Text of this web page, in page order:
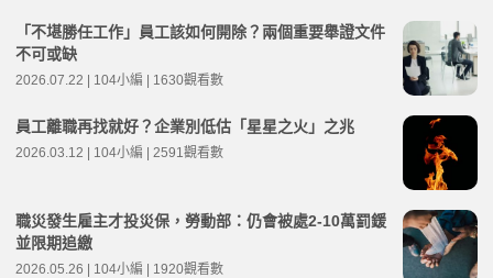
「不堪勝任工作」員工該如何開除？兩個重要舉證文件
不可或缺
2026.07.22 | 104小編 | 1630觀看數
員工離職再找就好？企業別低估「星星之火」之兆
2026.03.12 | 104小編 | 2591觀看數
職災發生雇主才投災保，勞動部：仍會被處2-10萬罰鍰
並限期追繳
2026.05.26 | 104小編 | 1920觀看數